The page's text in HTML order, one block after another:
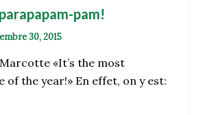
pam!
30, 2015
«It’s the most
of the year!» En effet, on y est: